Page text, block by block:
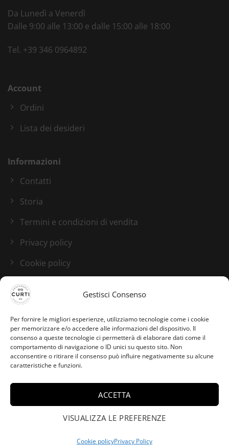
Gestisci Consenso
Per fornire le migliori esperienze, utilizziamo tecnologie come i cookie
per memorizzare e/o accedere alle informazioni del dispositivo. Il
consenso a queste tecnologie ci permetterà di elaborare dati come il
comportamento di navigazione o ID unici su questo sito. Non
acconsentire o ritirare il consenso può influire negativamente su alcune
caratteristiche e funzioni.
ACCETTA
VISUALIZZA LE PREFERENZE
Cookie policyPrivacy Policy
Da Lunedì a Venerdì
Dalle 9:00 alle 13:00 e dalle 15:00 alle 18:00
Tel. +39 346 0964892
Account
Ordini
Lista dei desideri
Informazioni
Contatti
Storia
Termini e condizioni di vendita
Privacy policy
Cookie policy
Blog
I nostri canali social
Laura da Fano ha
acquistato Amazingreen -
100ml.